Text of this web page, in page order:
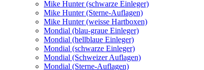
Mike Hunter (schwarze Einleger)
Mike Hunter (Sterne-Auflagen)
Mike Hunter (weisse Hartboxen)
Mondial (blau-graue Einleger)
Mondial (hellblaue Einleger)
Mondial (schwarze Einleger)
Mondial (Schweizer Auflagen)
Mondial (Sterne-Auflagen)